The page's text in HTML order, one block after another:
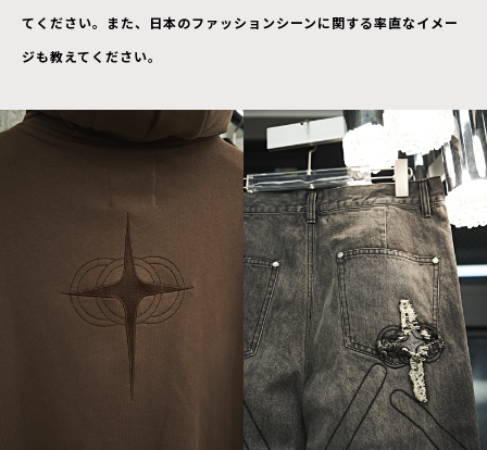
てください。また、日本のファッションシーンに関する率直なイメー
ジも教えてください。